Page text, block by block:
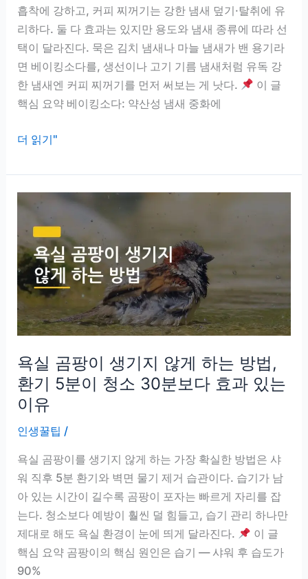
리
끝
내
는
5
가
방
흡착에 강하고, 커피 찌꺼기는 강한 냄새 덮기·탈취에 유
리하다. 둘 다 효과는 있지만 용도와 냄새 종류에 따라 선
택이 달라진다. 묵은 김치 냄새나 마늘 냄새가 밴 용기라
면 베이킹소다를, 생선이나 고기 기름 냄새처럼 유독 강
한 냄새엔 커피 찌꺼기를 먼저 써보는 게 낫다.
이 글
핵심 요약 베이킹소다: 약산성 냄새 중화에
플
스
틱
기
냄
새
제
거,
커
vs
베
이
소
다
뭐
가
진
짜
효
과
더 읽기"
욕실 곰팡이 생기지 않게 하는 방법,
환기 5분이 청소 30분보다 효과 있는
이유
인생꿀팁 /
욕실 곰팡이를 생기지 않게 하는 가장 확실한 방법은 샤
워 직후 5분 환기와 벽면 물기 제거 습관이다. 습기가 남
아 있는 시간이 길수록 곰팡이 포자는 빠르게 자리를 잡
는다. 청소보다 예방이 훨씬 덜 힘들고, 습기 관리 하나만
제대로 해도 욕실 환경이 눈에 띄게 달라진다.
이 글
핵심 요약 곰팡이의 핵심 원인은 습기 — 샤워 후 습도가
90%